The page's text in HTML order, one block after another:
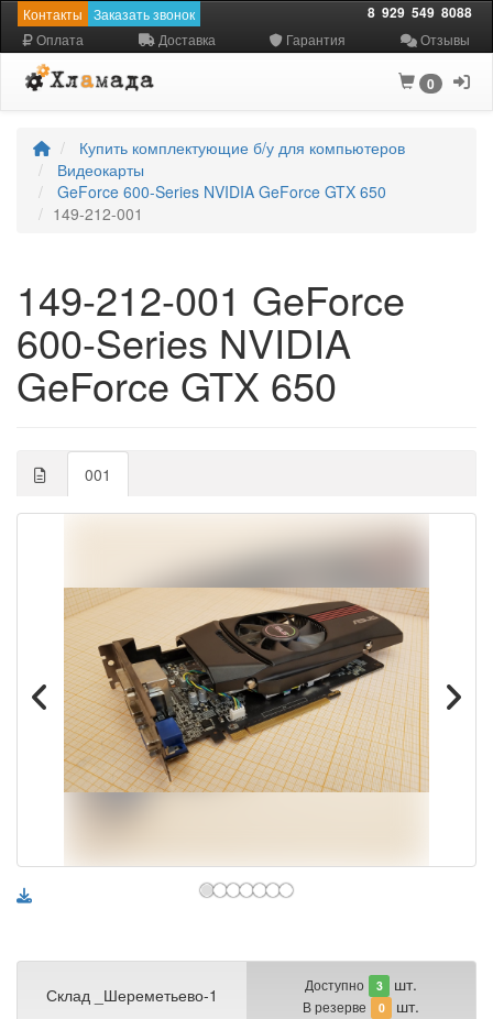
Контакты Заказать звонок 8 929 549 8088
Оплата Доставка Гарантия Отзывы
0
Купить комплектующие б/у для компьютеров
Видеокарты
GeForce 600-Series NVIDIA GeForce GTX 650
149-212-001
149-212-001 GeForce
600-Series NVIDIA
GeForce GTX 650
001
Склад _Шереметьево-1 Доступно 3 шт.
В резерве 0 шт.